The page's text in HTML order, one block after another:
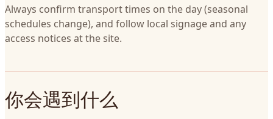
Always confirm transport times on the day (seasonal
schedules change), and follow local signage and any
access notices at the site.
你会遇到什么